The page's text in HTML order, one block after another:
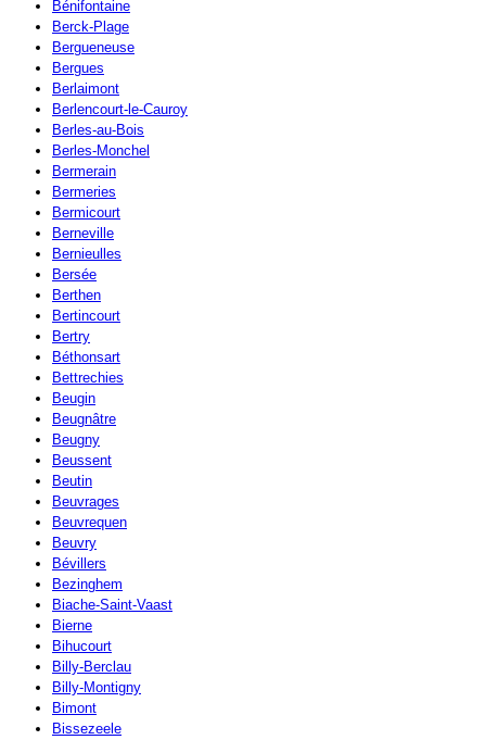
Bénifontaine
Berck-Plage
Bergueneuse
Bergues
Berlaimont
Berlencourt-le-Cauroy
Berles-au-Bois
Berles-Monchel
Bermerain
Bermeries
Bermicourt
Berneville
Bernieulles
Bersée
Berthen
Bertincourt
Bertry
Béthonsart
Bettrechies
Beugin
Beugnâtre
Beugny
Beussent
Beutin
Beuvrages
Beuvrequen
Beuvry
Bévillers
Bezinghem
Biache-Saint-Vaast
Bierne
Bihucourt
Billy-Berclau
Billy-Montigny
Bimont
Bissezeele